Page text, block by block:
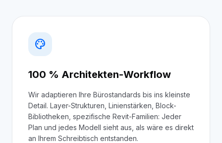
palette
100 % Architekten-Workflow
Wir adaptieren Ihre Bürostandards bis ins kleinste
Detail. Layer-Strukturen, Linienstärken, Block-
Bibliotheken, spezifische Revit-Familien: Jeder
Plan und jedes Modell sieht aus, als wäre es direkt
an Ihrem Schreibtisch entstanden.